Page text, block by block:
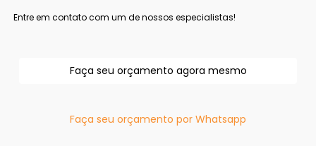
Entre em contato com um de nossos especialistas!
Faça seu orçamento agora mesmo
Faça seu orçamento por Whatsapp